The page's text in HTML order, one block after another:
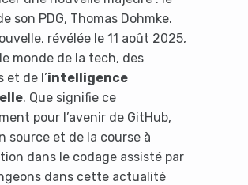
son PDG, Thomas Dohmke.
révélée le 11 août 2025,
monde de la tech, des
et de l’intelligence
. Que signifie ce
pour l’avenir de GitHub,
source et de la course à
dans le codage assisté par
dans cette actualité